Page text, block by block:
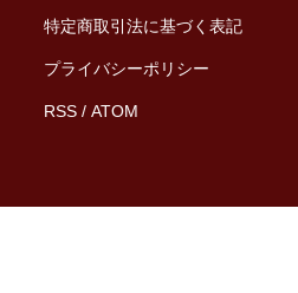
特定商取引法に基づく表記
プライバシーポリシー
RSS/ ATOM